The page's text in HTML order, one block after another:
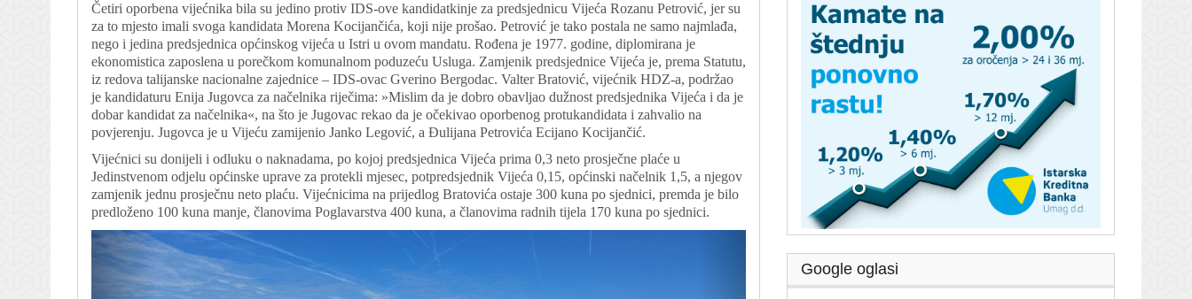
Četiri oporbena vijećnika bila su jedino protiv IDS-ove kandidatkinje za predsjednicu Vijeća Rozanu Petrović, jer su
za to mjesto imali svoga kandidata Morena Kocijančića, koji nije prošao. Petrović je tako postala ne samo najmlađa,
nego i jedina predsjednica općinskog vijeća u Istri u ovom mandatu. Rođena je 1977. godine, diplomirana je
ekonomistica zaposlena u porečkom komunalnom poduzeću Usluga. Zamjenik predsjednice Vijeća je, prema Statutu,
iz redova talijanske nacionalne zajednice – IDS-ovac Gverino Bergodac. Valter Bratović, vijećnik HDZ-a, podržao
je kandidaturu Enija Jugovca za načelnika riječima: »Mislim da je dobro obavljao dužnost predsjednika Vijeća i da je
dobar kandidat za načelnika«, na što je Jugovac rekao da je očekivao oporbenog protukandidata i zahvalio na
povjerenju. Jugovca je u Vijeću zamijenio Janko Legović, a Đulijana Petrovića Ecijano Kocijančić.
Vijećnici su donijeli i odluku o naknadama, po kojoj predsjednica Vijeća prima 0,3 neto prosječne plaće u
Jedinstvenom odjelu općinske uprave za protekli mjesec, potpredsjednik Vijeća 0,15, općinski načelnik 1,5, a njegov
zamjenik jednu prosječnu neto plaću. Vijećnicima na prijedlog Bratovića ostaje 300 kuna po sjednici, premda je bilo
predloženo 100 kuna manje, članovima Poglavarstva 400 kuna, a članovima radnih tijela 170 kuna po sjednici.
Google oglasi